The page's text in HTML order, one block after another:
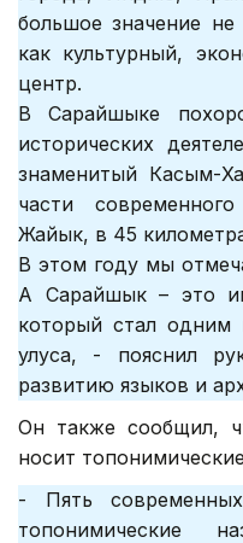
большое значение
как культурный,
центр.
В Сарайшыке
исторических
знаменитый Касым-
части
Жайык, в 45
В этом году мы
А Сарайшык – это
который стал одним
улуса, - пояснил
развитию языков и
Он также сообщил,
носит
- Пять
топонимические